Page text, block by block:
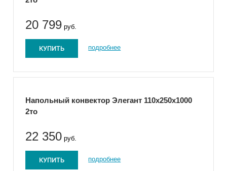
20 799 руб.
КУПИТЬ подробнее
Напольный конвектор Элегант 110x250x1000
2то
22 350 руб.
КУПИТЬ подробнее